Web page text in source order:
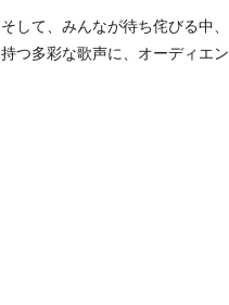
そして、みんなが待ち侘びる中
持つ多彩な歌声に、オーディエ